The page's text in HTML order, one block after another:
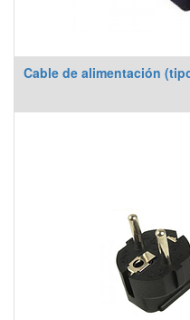
Cable de alimentación